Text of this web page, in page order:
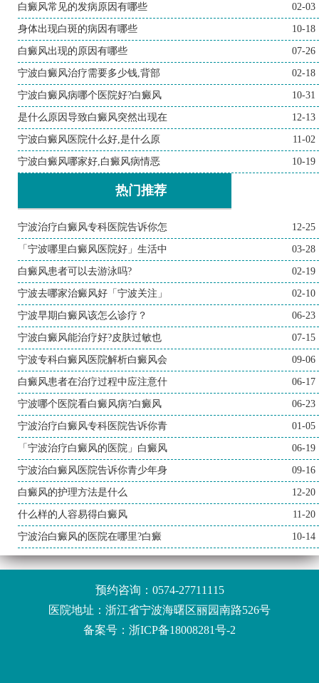
白癜风常见的发病原因有哪些 02-03
身体出现白斑的病因有哪些 10-18
白癜风出现的原因有哪些 07-26
宁波白癜风治疗需要多少钱,背部 02-18
宁波白癜风病哪个医院好?白癜风 10-31
是什么原因导致白癜风突然出现在 12-13
宁波白癜风医院什么好,是什么原 11-02
宁波白癜风哪家好,白癜风病情恶 10-19
热门推荐
宁波治疗白癜风专科医院告诉你怎 12-25
「宁波哪里白癜风医院好」生活中 03-28
白癜风患者可以去游泳吗? 02-19
宁波去哪家治癜风好「宁波关注」 02-10
宁波早期白癜风该怎么诊疗？ 06-23
宁波白癜风能治疗好?皮肤过敏也 07-15
宁波专科白癜风医院解析白癜风会 09-06
白癜风患者在治疗过程中应注意什 06-17
宁波哪个医院看白癜风病?白癜风 06-23
宁波治疗白癜风专科医院告诉你青 01-05
「宁波治疗白癜风的医院」白癜风 06-19
宁波治白癜风医院告诉你青少年身 09-16
白癜风的护理方法是什么 12-20
什么样的人容易得白癜风 11-20
宁波治白癜风的医院在哪里?白癜 10-14
预约咨询： 0574-27711115
医院地址：浙江省宁波海曙区丽园南路526号
备案号： 浙ICP备18008281号-2